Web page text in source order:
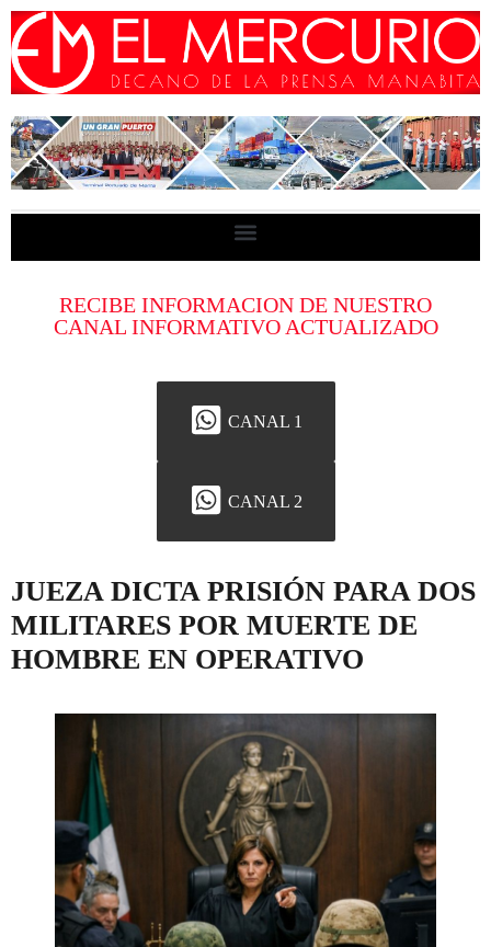
RECIBE INFORMACION DE NUESTRO
CANAL INFORMATIVO ACTUALIZADO
CANAL 1
CANAL 2
JUEZA DICTA PRISIÓN PARA DOS
MILITARES POR MUERTE DE
HOMBRE EN OPERATIVO